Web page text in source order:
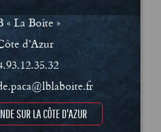
« La Boîte »
d’Azur
SUR LA CÔTE D'AZUR